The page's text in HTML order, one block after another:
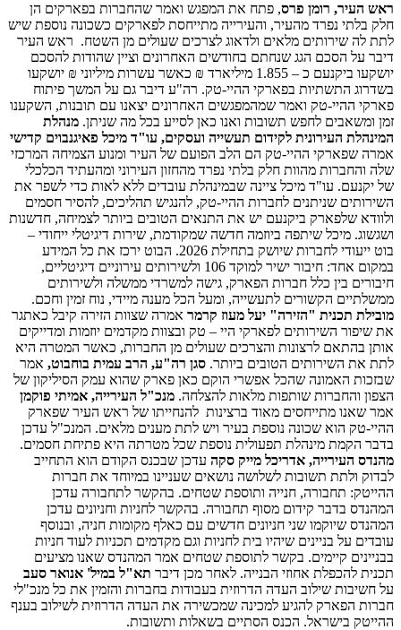
ראש העיר, רומן פרס, פתח את המפגש ואמר שהחברות בפארקים הן
חלק בלתי נפרד מהעיר, והעירייה מתייחסת לפארקים כשכונה נוספת שיש
לתת לה שירותים מלאים ולדאוג לצרכים שעולים מן השטח. ראש העיר
דיבר על הסכם הגג שנחתם בחודשים האחרונים וציין שהודות להסכם
יושקעו ביקנעם כ – 1.855 מיליארד ₪ כאשר עשרות מיליוני ₪ יושקעו
בשדרוג התשתיות בפארקי ההיי-טק. רה"ע דיבר גם על המשך פיתוח
פארקי ההיי-טק ואמר שמהמפגשים האחרונים יצאנו עם תובנות, השקענו
זמן ומשאבים לחפש תשובות ואנו כאן לסייע בכל מה שניתן. מנהלת
המינהלת העירונית לקידום תעשייה ועסקים, עו"ד מיכל פאיגנבוים קדישי
אמרה שפארקי ההיי-טק הם הלב הפועם של העיר ומנוע הצמיחה המרכזי
שלה והחברות מהוות חלק בלתי נפרד מהחזון העירוני ומהעתיד הכלכלי
של יקנעם. עו"ד מיכל ציינה שבמינהלת עובדים ללא לאות כדי לשפר את
השירותים שניתנים לחברות ההיי-טק, להנגיש תהליכים, להסיר חסמים
ולוודא שלפארק ביקנעם יש את התנאים הטובים ביותר לצמיחה, חדשנות
ושגשוג. מיכל שיתפה ביוזמה חדשה שמקודמת, שירות דיגיטלי ייחודי –
בוט ייעודי לחברות שיושק בתחילת 2026. הבוט ירכז את כל המידע
במקום אחד: חיבור ישיר למוקד 106 ולשירותים עירוניים דיגיטליים,
חיבורים בין כלל חברות הפארק, גישה למשרדי ממשלה ולשירותים
ממשלתיים הקשורים לתעשייה, ומעל הכל מענה מיידי, נוח זמין וחכם.
מובילת תכנית "הזירה" יעל מעוז קרמר אמרה שצוות הזירה קיבל כאתגר
את שיפור השירותים לפארקי היי – טק ובצוות מקדמים יוזמות ומדייקים
אותן בהתאם לרצונות והצרכים שעולים מן החברות, כאשר המטרה היא
לתת את השירותים הטובים ביותר. סגן רה"ע, הרב עמית בוחבוט, אמר
שבזכות האמונה שהכל אפשרי הוקם כאן פארק שהוא עמק הסיליקון של
הצפון והחברות שותפות מלאות להצלחה. מנכ"ל העירייה, אמיתי פוקמן
אמר שאנו מתייחסים מאוד ברצינות להנחייתו של ראש העיר שפארק
ההיי-טק הוא שכונה נוספת בעיר ויש לתת מענים מלאים. המנכ"ל עדכן
בדבר הקמת מינהלת תפעולית נוספת שכל מטרתה היא פתיחת חסמים.
מהנדס העירייה, אדריכל מייק סקה עדכן שבכנס הקודם הוא התחייב
לבדוק ולתת תשובות לשלושה נושאים שעניינו במיוחד את חברות
ההייטק: תחבורה, חנייה ותוספת שטחים. בהקשר לתחבורה עדכן
המהנדס בדבר קידום מסוף תחבורה. בהקשר לחניות וחניונים עדכן
המהנדס שיוקמו שני חניונים חדשים עם כאלף מקומות חניה, ובנוסף
עובדים על בניינים שיהיו בית לחניות וגם מקדמים תכניות לעוד חניות
בבניינים קיימים. בקשר לתוספת שטחים אמר המהנדס שאנו מציעים
תכנית להכפלת אחוזי הבנייה. לאחר מכן דיבר תא"ל במיל' אנואר סעב
על חשיבות שילוב העדה הדרוזית בעבודות בחברות והזמין את כל מנכ"לי
חברות הפארק להגיע למכינה שמכשירה את העדה הדרוזית לשילוב בענף
ההייטק בישראל. הכנס הסתיים בשאלות ותשובות.